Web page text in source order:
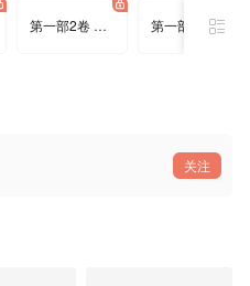
，找到你……”
否不变？
在那之前，你千万别爱上别人！”
第一部2卷 青春成长时 185上宾馆 下 第一部2卷 青春成长时 186巧合不巧合
关注